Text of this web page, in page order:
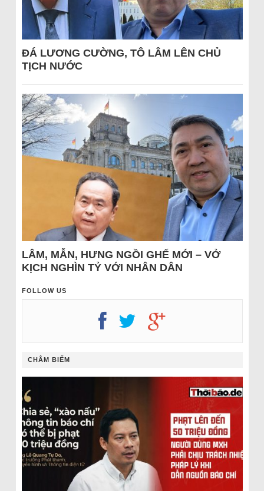
ĐÁ LƯƠNG CƯỜNG, TÔ LÂM LÊN CHỦ
TỊCH NƯỚC
LÂM, MẪN, HƯNG NGỒI GHẾ MỚI – VỞ
KỊCH NGHÌN TỶ VỚI NHÂN DÂN
FOLLOW US
CHÂM BIẾM